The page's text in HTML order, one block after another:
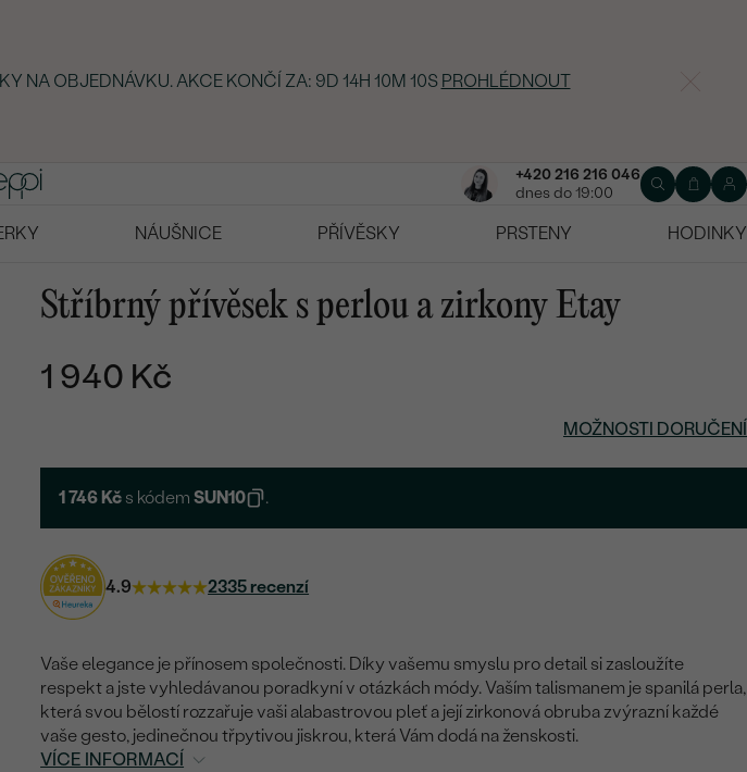
NA OBJEDNÁVKU. AKCE KONČÍ ZA:9D 14H 10M 9SPROHLÉDNOUT
+420 216 216 046
dnes do 19:00
NÁUŠNICE PŘÍVĚSKY PRSTENY
HODINKY
Stříbrný přívěsek s perlou a zirkony Etay
1 940 Kč
MOŽNOSTI DORUČENÍ
1 746 Kč s kódemSUN10 .
4.9 2335 recenzí
Vaše elegance je přínosem společnosti. Díky vašemu smyslu pro detail si zasloužíte
respekt a jste vyhledávanou poradkyní v otázkách módy. Vaším talismanem je spanilá perla,
která svou bělostí rozzařuje vaši alabastrovou pleť a její zirkonová obruba zvýrazní každé
vaše gesto, jedinečnou třpytivou jiskrou, která Vám dodá na ženskosti.
VÍCE INFORMACÍ